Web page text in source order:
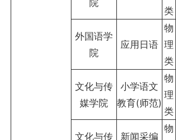
院
类
外国语学
院
应用日语
物
理
类
文化与传
媒学院
小学语文
教育(师范)
物
理
类
文化与传
新闻采编
物